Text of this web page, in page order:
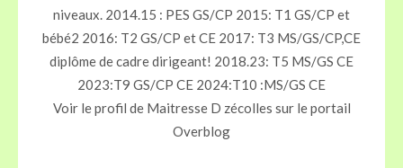
niveaux. 2014.15 : PES GS/CP 2015: T1 GS/CP et
bébé2 2016: T2 GS/CP et CE 2017: T3 MS/GS/CP,CE
diplôme de cadre dirigeant! 2018.23: T5 MS/GS CE
2023:T9 GS/CP CE 2024:T10 :MS/GS CE
Voir le profil de Maitresse D zécolles sur le portail
Overblog